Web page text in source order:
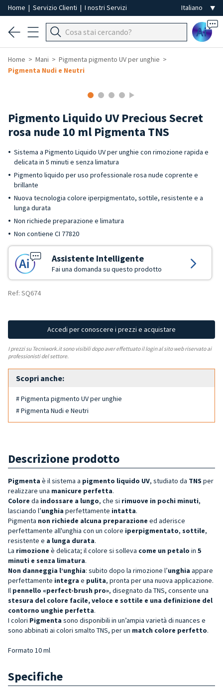
Home | Servizio Clienti | I nostri Servizi
Ai
Home Mani
Pigmenta pigmento UV per unghie
Pigmenta Nudi e Neutri
Pigmento Liquido UV Precious Secret
rosa nude 10 ml Pigmenta TNS
Sistema a Pigmento Liquido UV per unghie con rimozione rapida e
delicata in 5 minuti e senza limatura
Pigmento liquido per uso professionale rosa nude coprente e
brillante
Nuova tecnologia colore iperpigmentato, sottile, resistente e a
lunga durata
Non richiede preparazione e limatura
Non contiene CI 77820
Assistente Intelligente
Fai una domanda su questo prodotto
Ref: SQ674
Accedi per conoscere i prezzi e acquistare
I prezzi su Tecniwork.it sono visibili dopo aver effettuato il login al sito web riservato ai
professionisti del settore.
Scopri anche:
# Pigmenta pigmento UV per unghie
# Pigmenta Nudi e Neutri
Descrizione prodotto
Pigmenta è il sistema a pigmento liquido UV, studiato da TNS per
realizzare una manicure perfetta.
Colore da indossare a lungo, che si rimuove in pochi minuti,
lasciando l’unghia perfettamente intatta.
Pigmenta non richiede alcuna preparazione ed aderisce
perfettamente all'unghia con un colore iperpigmentato, sottile,
resistente e a lunga durata.
La rimozione è delicata; il colore si solleva come un petalo in 5
minuti e senza limatura.
Non danneggia l’unghia: subito dopo la rimozione l’unghia appare
perfettamente integra e pulita, pronta per una nuova applicazione.
Il pennello «perfect-brush pro», disegnato da TNS, consente una
stesura del colore facile, veloce e sottile e una definizione del
contorno unghie perfetta.
I colori Pigmenta sono disponibili in un’ampia varietà di nuances e
sono abbinati ai colori smalto TNS, per un match colore perfetto.
Formato 10 ml
Specifiche